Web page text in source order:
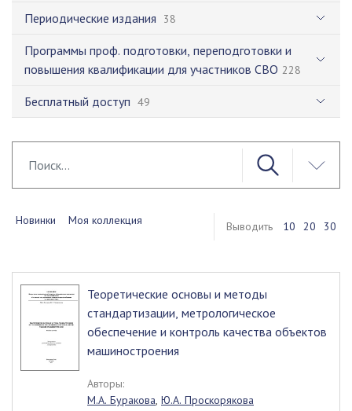
Периодические издания 38
Программы проф. подготовки, переподготовки и
повышения квалификации для участников СВО 228
Бесплатный доступ 49
Новинки Моя коллекция Выводить 10 20 30
Теоретические основы и методы
стандартизации, метрологическое
обеспечение и контроль качества объектов
машиностроения
Авторы:
М.А. Буракова, Ю.А. Проскорякова